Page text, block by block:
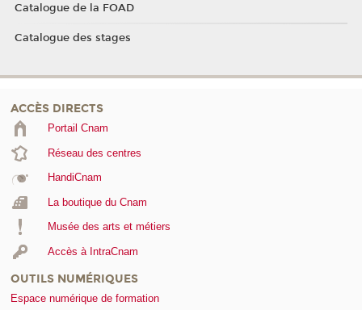
Catalogue de la FOAD
Catalogue des stages
ACCÈS DIRECTS
Portail Cnam
Réseau des centres
HandiCnam
La boutique du Cnam
Musée des arts et métiers
Accès à IntraCnam
OUTILS NUMÉRIQUES
Espace numérique de formation